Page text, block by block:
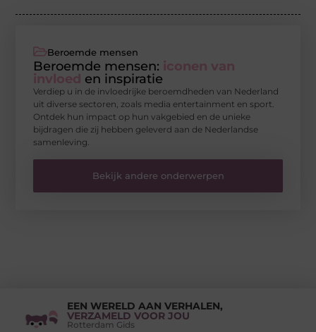
Beroemde mensen
Beroemde mensen: iconen van
invloed en inspiratie
Verdiep u in de invloedrijke beroemdheden van Nederland
uit diverse sectoren, zoals media entertainment en sport.
Ontdek hun impact op hun vakgebied en de unieke
bijdragen die zij hebben geleverd aan de Nederlandse
samenleving.
Bekijk andere onderwerpen
EEN WERELD AAN VERHALEN,
VERZAMELD VOOR JOU
Rotterdam Gids